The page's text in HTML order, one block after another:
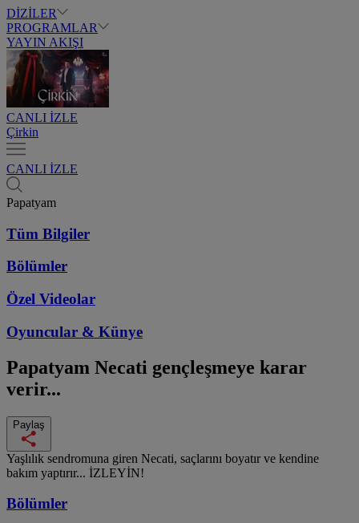
DİZİLER
PROGRAMLAR
YAYIN AKIŞI
CANLI İZLE
Çirkin
CANLI İZLE
Papatyam
Tüm Bilgiler
Bölümler
Özel Videolar
Oyuncular & Künye
Papatyam Necati gençleşmeye karar
verir...
Paylaş
Yaşlılık sendromuna giren Necati, saçlarını boyatır ve kendine
bakım yaptırır... İZLEYİN!
Bölümler